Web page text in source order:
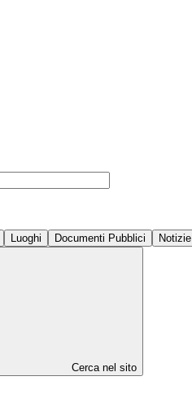
Luoghi Documenti Pubblici Notizie
Cerca nel sito